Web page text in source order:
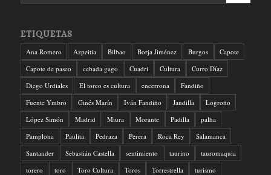
ETIQUETAS
Ana Romero Azpeitia Bilbao Borja Jiménez Burgos
Capote
Capote de paseo
cebada gago Cuadri Cultura
Curro Díaz
Diego Urdiales
El toreo es cultura encerrona
Fandiño
Fuente Ymbro
Ginés Marín Iván Fandiño Jandilla
Logroño
López Simón
Madrid Miura Morante Padilla
palha
Pamplona
Paulita Pedraza Perera Roca Rey
Salamanca
Santander
Sebastián Castella sentimiento taurino
tauromaquia
torero
toro Toro Cultura Toros Torrestrella
turismo